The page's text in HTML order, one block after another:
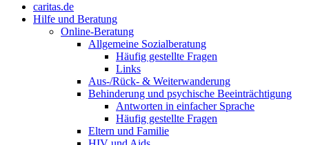
caritas.de
Hilfe und Beratung
Online-Beratung
Allgemeine Sozialberatung
Häufig gestellte Fragen
Links
Aus-/Rück- & Weiterwanderung
Behinderung und psychische Beeinträchtigung
Antworten in einfacher Sprache
Häufig gestellte Fragen
Eltern und Familie